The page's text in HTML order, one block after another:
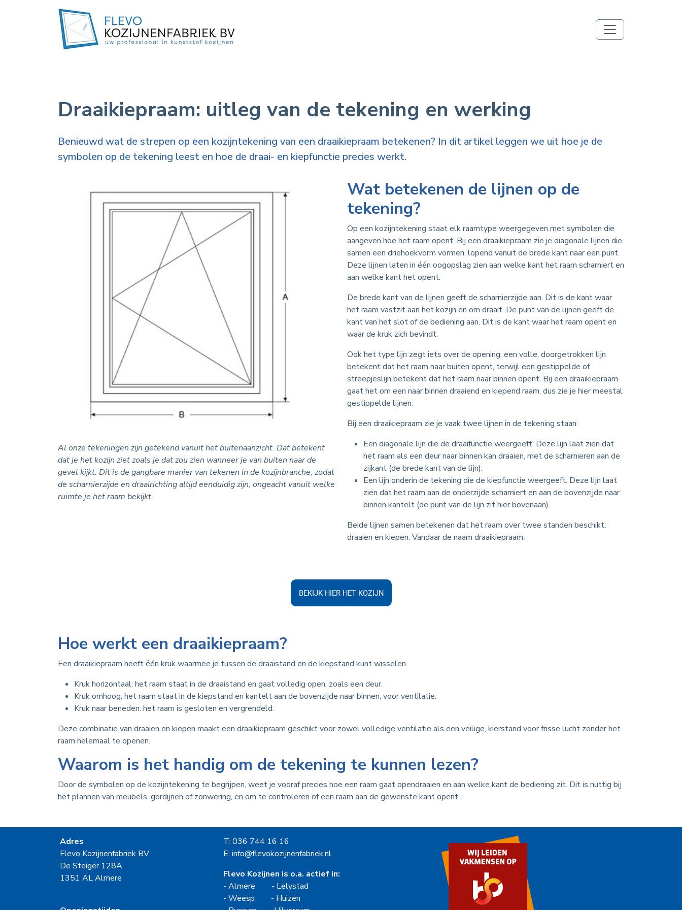
Draaikiepraam: uitleg van de tekening en werking
Benieuwd wat de strepen op een kozijntekening van een draaikiepraam betekenen? In dit artikel leggen we uit hoe je de
symbolen op de tekening leest en hoe de draai- en kiepfunctie precies werkt.
Al onze tekeningen zijn getekend vanuit het buitenaanzicht. Dat betekent
dat je het kozijn ziet zoals je dat zou zien wanneer je van buiten naar de
gevel kijkt. Dit is de gangbare manier van tekenen in de kozijnbranche, zodat
de scharnierzijde en draairichting altijd eenduidig zijn, ongeacht vanuit welke
ruimte je het raam bekijkt.
Wat betekenen de lijnen op de
tekening?
Op een kozijntekening staat elk raamtype weergegeven met symbolen die
aangeven hoe het raam opent. Bij een draaikiepraam zie je diagonale lijnen die
samen een driehoekvorm vormen, lopend vanuit de brede kant naar een punt.
Deze lijnen laten in één oogopslag zien aan welke kant het raam scharniert en
aan welke kant het opent.
De brede kant van de lijnen geeft de scharnierzijde aan. Dit is de kant waar
het raam vastzit aan het kozijn en om draait. De punt van de lijnen geeft de
kant van het slot of de bediening aan. Dit is de kant waar het raam opent en
waar de kruk zich bevindt.
Ook het type lijn zegt iets over de opening: een volle, doorgetrokken lijn
betekent dat het raam naar buiten opent, terwijl een gestippelde of
streepjeslijn betekent dat het raam naar binnen opent. Bij een draaikiepraam
gaat het om een naar binnen draaiend en kiepend raam, dus zie je hier meestal
gestippelde lijnen.
Bij een draaikiepraam zie je vaak twee lijnen in de tekening staan:
Een diagonale lijn die de draaifunctie weergeeft. Deze lijn laat zien dat
het raam als een deur naar binnen kan draaien, met de scharnieren aan de
zijkant (de brede kant van de lijn).
Een lijn onderin de tekening die de kiepfunctie weergeeft. Deze lijn laat
zien dat het raam aan de onderzijde scharniert en aan de bovenzijde naar
binnen kantelt (de punt van de lijn zit hier bovenaan).
Beide lijnen samen betekenen dat het raam over twee standen beschikt:
draaien en kiepen. Vandaar de naam draaikiepraam.
BEKIJK HIER HET KOZIJN
Hoe werkt een draaikiepraam?
Een draaikiepraam heeft één kruk waarmee je tussen de draaistand en de kiepstand kunt wisselen.
Kruk horizontaal: het raam staat in de draaistand en gaat volledig open, zoals een deur.
Kruk omhoog: het raam staat in de kiepstand en kantelt aan de bovenzijde naar binnen, voor ventilatie.
Kruk naar beneden: het raam is gesloten en vergrendeld.
Deze combinatie van draaien en kiepen maakt een draaikiepraam geschikt voor zowel volledige ventilatie als een veilige, kierstand voor frisse lucht zonder het
raam helemaal te openen.
Waarom is het handig om de tekening te kunnen lezen?
Door de symbolen op de kozijntekening te begrijpen, weet je vooraf precies hoe een raam gaat opendraaien en aan welke kant de bediening zit. Dit is nuttig bij
het plannen van meubels, gordijnen of zonwering, en om te controleren of een raam aan de gewenste kant opent.
Adres
Flevo Kozijnenfabriek BV
De Steiger 128A
1351 AL Almere
T: 036 744 16 16
E: info@flevokozijnenfabriek.nl
Flevo Kozijnen is o.a. actief in:
-Almere - Lelystad
-Weesp - Huizen